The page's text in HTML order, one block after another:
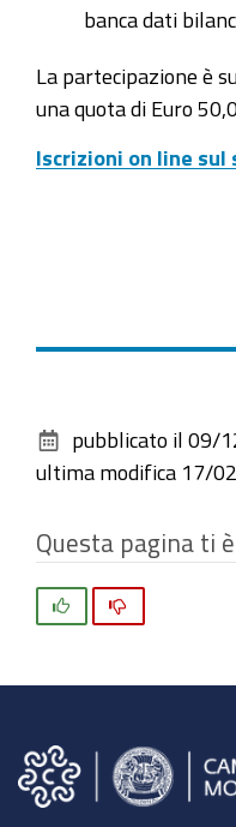
banca dati
La partecipazione è
una quota di Euro
Iscrizioni on line sul
documento
pubblicato il 09/
ultima modifica 17/
Questa pagina ti